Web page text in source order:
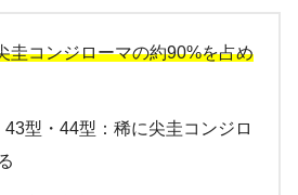
圭コンジローマの約90%を占め
43型・44型：稀に尖圭コンジロ